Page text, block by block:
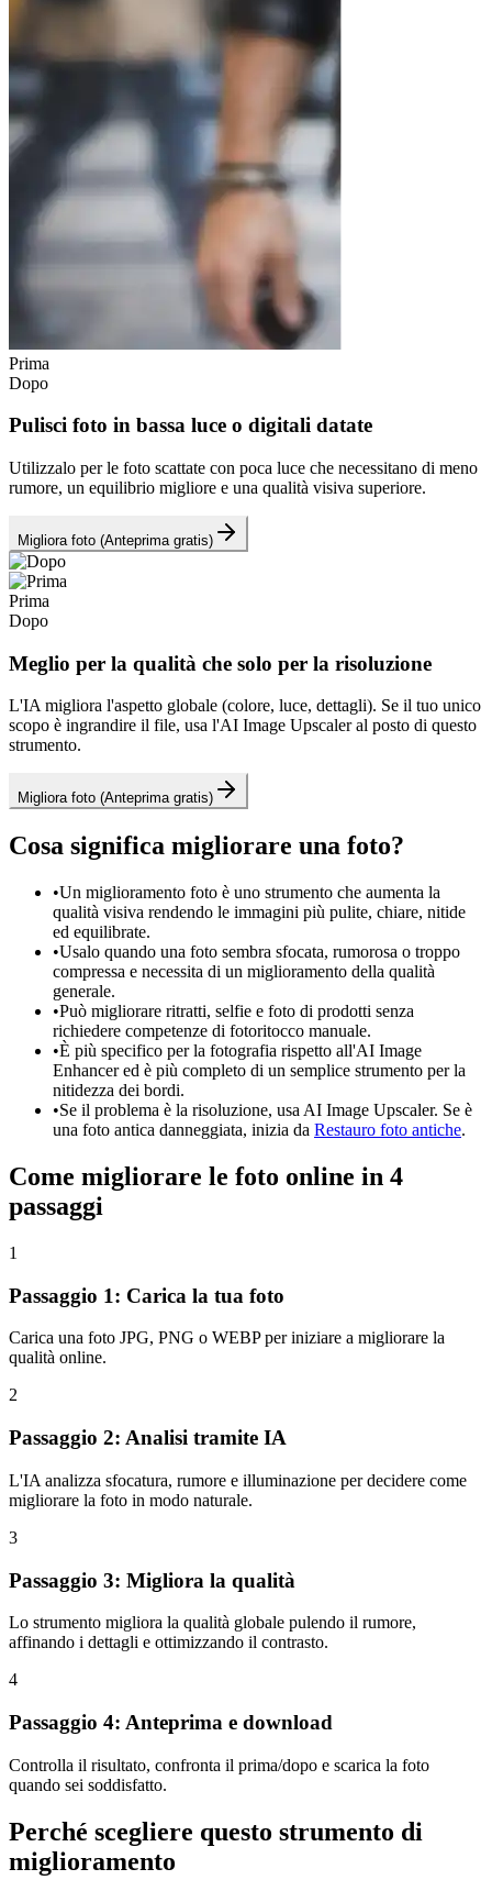
Prima
Dopo
Pulisci foto in bassa luce o digitali datate
Utilizzalo per le foto scattate con poca luce che necessitano di meno
rumore, un equilibrio migliore e una qualità visiva superiore.
Migliora foto (Anteprima gratis)
Prima
Dopo
Meglio per la qualità che solo per la risoluzione
L'IA migliora l'aspetto globale (colore, luce, dettagli). Se il tuo unico
scopo è ingrandire il file, usa l'AI Image Upscaler al posto di questo
strumento.
Migliora foto (Anteprima gratis)
Cosa significa migliorare una foto?
•Un miglioramento foto è uno strumento che aumenta la
qualità visiva rendendo le immagini più pulite, chiare, nitide
ed equilibrate.
•Usalo quando una foto sembra sfocata, rumorosa o troppo
compressa e necessita di un miglioramento della qualità
generale.
•Può migliorare ritratti, selfie e foto di prodotti senza
richiedere competenze di fotoritocco manuale.
•È più specifico per la fotografia rispetto all'AI Image
Enhancer ed è più completo di un semplice strumento per la
nitidezza dei bordi.
•Se il problema è la risoluzione, usa AI Image Upscaler. Se è
una foto antica danneggiata, inizia da Restauro foto antiche.
Come migliorare le foto online in 4
passaggi
1
Passaggio 1: Carica la tua foto
Carica una foto JPG, PNG o WEBP per iniziare a migliorare la
qualità online.
2
Passaggio 2: Analisi tramite IA
L'IA analizza sfocatura, rumore e illuminazione per decidere come
migliorare la foto in modo naturale.
3
Passaggio 3: Migliora la qualità
Lo strumento migliora la qualità globale pulendo il rumore,
affinando i dettagli e ottimizzando il contrasto.
4
Passaggio 4: Anteprima e download
Controlla il risultato, confronta il prima/dopo e scarica la foto
quando sei soddisfatto.
Perché scegliere questo strumento di
miglioramento